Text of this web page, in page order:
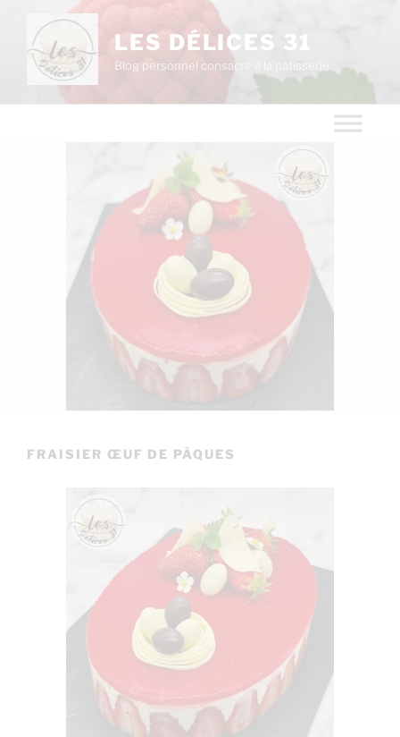
LES DÉLICES 31
Blog personnel consacré à la pâtisserie
FRAISIER ŒUF DE PÂQUES